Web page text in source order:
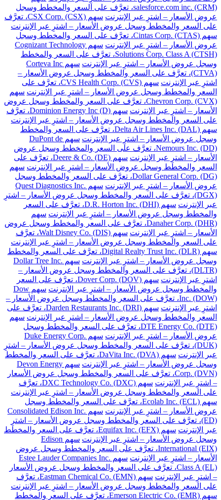
salesforce.com inc. (CRM)، تعرَّف على السعر والمخطط وسجل
عروض الأسعار – اشترِ عبر الإنترنت
سهم CSX Corp. (CSX)، تعرَّف
على السعر والمخطط وسجل عروض الأسعار – اشترِ عبر الإنترنت
سهم Cintas Corp. (CTAS)، تعرَّف على السعر والمخطط وسجل
عروض الأسعار – اشترِ عبر الإنترنت
سهم Cognizant Technology
Solutions Corp. Class A (CTSH)، تعرَّف على السعر والمخطط
وسجل عروض الأسعار – اشترِ عبر الإنترنت
سهم Corteva Inc
(CTVA)، تعرَّف على السعر والمخطط وسجل عروض الأسعار –
اشترِ عبر الإنترنت
سهم CVS Health Corp. (CVS)، تعرَّف على
السعر والمخطط وسجل عروض الأسعار – اشترِ عبر الإنترنت سهم
Chevron Corp. (CVX)، تعرَّف على السعر والمخطط وسجل عروض
الأسعار – اشترِ عبر الإنترنت
سهم Dominion Energy Inc (D)، تعرَّف
على السعر والمخطط وسجل عروض الأسعار – اشترِ عبر الإنترنت
سهم Delta Air Lines Inc. (DAL)، تعرَّف على السعر والمخطط
وسجل عروض الأسعار – اشترِ عبر الإنترنت
سهم DuPont de
Nemours Inc. (DD)، تعرَّف على السعر والمخطط وسجل عروض
الأسعار – اشترِ عبر الإنترنت
سهم Deere & Co. (DE)، تعرَّف على
السعر والمخطط وسجل عروض الأسعار – اشترِ عبر الإنترنت سهم
Dollar General Corp. (DG)، تعرَّف على السعر والمخطط وسجل
عروض الأسعار – اشترِ عبر الإنترنت
سهم Quest Diagnostics Inc.
(DGX)، تعرَّف على السعر والمخطط وسجل عروض الأسعار – اشترِ
عبر الإنترنت
سهم D.R. Horton Inc. (DHI)، تعرَّف على السعر
والمخطط وسجل عروض الأسعار – اشترِ عبر الإنترنت سهم
Danaher Corp. (DHR)، تعرَّف على السعر والمخطط وسجل عروض
الأسعار – اشترِ عبر الإنترنت
سهم Walt Disney Co. (DIS)، تعرَّف
على السعر والمخطط وسجل عروض الأسعار – اشترِ عبر الإنترنت
سهم Digital Realty Trust Inc. (DLR)، تعرَّف على السعر والمخطط
وسجل عروض الأسعار – اشترِ عبر الإنترنت
سهم Dollar Tree Inc.
(DLTR)، تعرَّف على السعر والمخطط وسجل عروض الأسعار –
اشترِ عبر الإنترنت
سهم Dover Corp. (DOV)، تعرَّف على السعر
والمخطط وسجل عروض الأسعار – اشترِ عبر الإنترنت
سهم Dow
Inc. (DOW)، تعرَّف على السعر والمخطط وسجل عروض الأسعار –
اشترِ عبر الإنترنت
سهم Darden Restaurants Inc. (DRI)، تعرَّف على
السعر والمخطط وسجل عروض الأسعار – اشترِ عبر الإنترنت سهم
DTE Energy Co. (DTE)، تعرَّف على السعر والمخطط وسجل
عروض الأسعار – اشترِ عبر الإنترنت
سهم Duke Energy Corp.
(DUK)، تعرَّف على السعر والمخطط وسجل عروض الأسعار – اشترِ
عبر الإنترنت
سهم DaVita Inc. (DVA)، تعرَّف على السعر والمخطط
وسجل عروض الأسعار – اشترِ عبر الإنترنت
سهم Devon Energy
Corp. (DVN)، تعرَّف على السعر والمخطط وسجل عروض الأسعار
– اشترِ عبر الإنترنت
سهم DXC Technology Co. (DXC)، تعرَّف
على السعر والمخطط وسجل عروض الأسعار – اشترِ عبر الإنترنت
سهم Ecolab Inc. (ECL)، تعرَّف على السعر والمخطط وسجل
عروض الأسعار – اشترِ عبر الإنترنت
سهم Consolidated Edison Inc.
(ED)، تعرَّف على السعر والمخطط وسجل عروض الأسعار – اشترِ
عبر الإنترنت
سهم Equifax Inc. (EFX)، تعرَّف على السعر والمخطط
وسجل عروض الأسعار – اشترِ عبر الإنترنت
سهم Edison
International (EIX)، تعرَّف على السعر والمخطط وسجل عروض
الأسعار – اشترِ عبر الإنترنت
سهم Estee Lauder Companies Inc.
Class A (EL)، تعرَّف على السعر والمخطط وسجل عروض الأسعار
– اشترِ عبر الإنترنت
سهم Eastman Chemical Co. (EMN)، تعرَّف
على السعر والمخطط وسجل عروض الأسعار – اشترِ عبر الإنترنت
سهم Emerson Electric Co. (EMR)، تعرَّف على السعر والمخطط